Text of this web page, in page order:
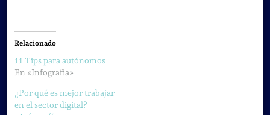
Relacionado
11 Tips para autónomos
En «Infografia»
¿Por qué es mejor trabajar
en el sector digital?